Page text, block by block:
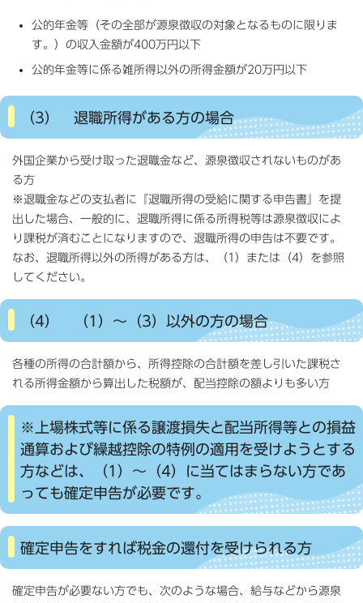
公的年金等（その全部が源泉徴収の対象となるものに限りま
す。）の収入金額が400万円以下
公的年金等に係る雑所得以外の所得金額が20万円以下
（3） 退職所得がある方の場合
外国企業から受け取った退職金など、源泉徴収されないものがあ
る方
※退職金などの支払者に『退職所得の受給に関する申告書』を提
出した場合、一般的に、退職所得に係る所得税等は源泉徴収によ
り課税が済むことになりますので、退職所得の申告は不要です。
なお、退職所得以外の所得がある方は、（1）または（4）を参照
してください。
（4） （1）～（3）以外の方の場合
各種の所得の合計額から、所得控除の合計額を差し引いた課税さ
れる所得金額から算出した税額が、配当控除の額よりも多い方
※上場株式等に係る譲渡損失と配当所得等との損益
通算および繰越控除の特例の適用を受けようとする
方などは、（1）～（4）に当てはまらない方であ
っても確定申告が必要です。
確定申告をすれば税金の還付を受けられる方
確定申告が必要ない方でも、次のような場合、給与などから源泉